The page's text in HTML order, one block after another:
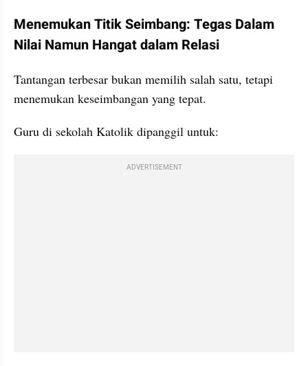
Menemukan Titik Seimbang: Tegas Dalam
Nilai Namun Hangat dalam Relasi
Tantangan terbesar bukan memilih salah satu, tetapi
menemukan keseimbangan yang tepat.
Guru di sekolah Katolik dipanggil untuk:
ADVERTISEMENT